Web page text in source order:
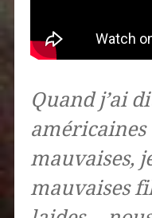
Quand j’ai
mauvaises,
mauvaises